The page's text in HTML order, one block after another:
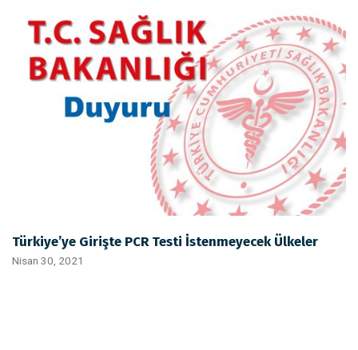
Türkiye’ye Girişte PCR Testi İstenmeyecek Ülkeler
Nisan 30, 2021